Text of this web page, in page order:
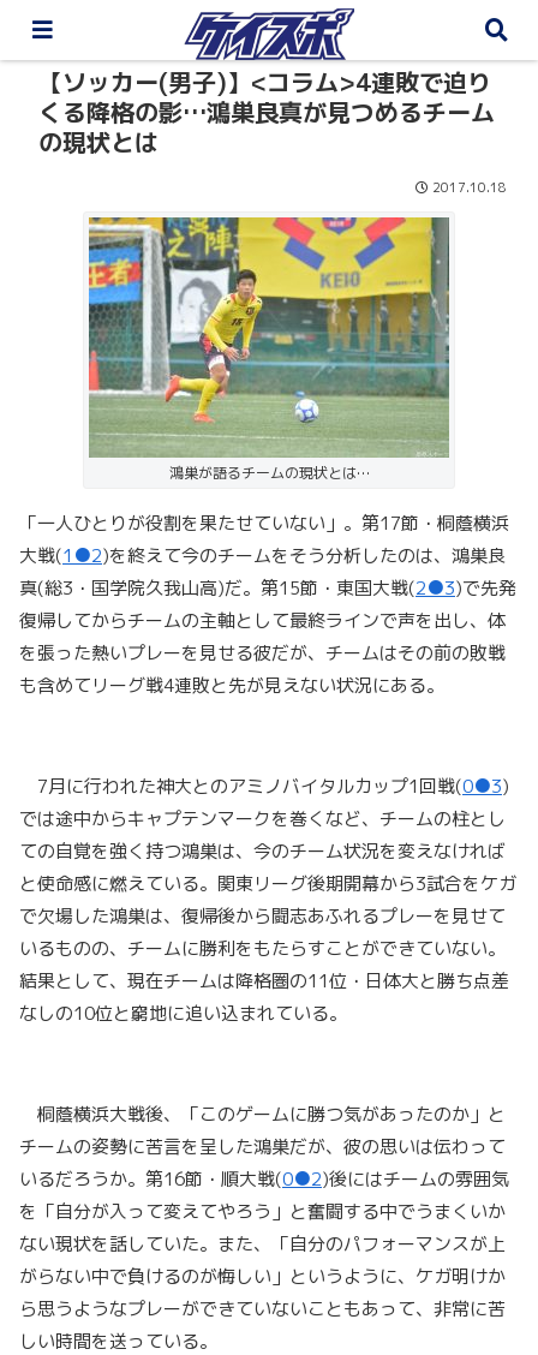
【ソッカー(男子)】<コラム>4連敗で迫り
くる降格の影…鴻巣良真が見つめるチーム
の現状とは
2017.10.18
鴻巣が語るチームの現状とは…
「一人ひとりが役割を果たせていない」。第17節・桐蔭横浜
大戦(1●2)を終えて今のチームをそう分析したのは、鴻巣良
真(総3・国学院久我山高)だ。第15節・東国大戦(2●3)で先発
復帰してからチームの主軸として最終ラインで声を出し、体
を張った熱いプレーを見せる彼だが、チームはその前の敗戦
も含めてリーグ戦4連敗と先が見えない状況にある。
7月に行われた神大とのアミノバイタルカップ1回戦(0●3)
では途中からキャプテンマークを巻くなど、チームの柱とし
ての自覚を強く持つ鴻巣は、今のチーム状況を変えなければ
と使命感に燃えている。関東リーグ後期開幕から3試合をケガ
で欠場した鴻巣は、復帰後から闘志あふれるプレーを見せて
いるものの、チームに勝利をもたらすことができていない。
結果として、現在チームは降格圏の11位・日体大と勝ち点差
なしの10位と窮地に追い込まれている。
桐蔭横浜大戦後、「このゲームに勝つ気があったのか」と
チームの姿勢に苦言を呈した鴻巣だが、彼の思いは伝わって
いるだろうか。第16節・順大戦(0●2)後にはチームの雰囲気
を「自分が入って変えてやろう」と奮闘する中でうまくいか
ない現状を話していた。また、「自分のパフォーマンスが上
がらない中で負けるのが悔しい」というように、ケガ明けか
ら思うようなプレーができていないこともあって、非常に苦
しい時間を送っている。